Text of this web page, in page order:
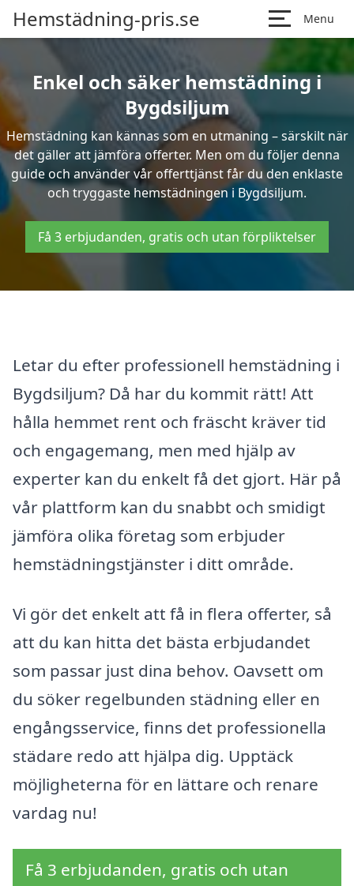
Hemstädning-pris.se Menu
Enkel och säker hemstädning i
Bygdsiljum
Hemstädning kan kännas som en utmaning – särskilt när
det gäller att jämföra offerter. Men om du följer denna
guide och använder vår offerttjänst får du den enklaste
och tryggaste hemstädningen i Bygdsiljum.
Få 3 erbjudanden, gratis och utan förpliktelser
Letar du efter professionell hemstädning i
Bygdsiljum? Då har du kommit rätt! Att
hålla hemmet rent och fräscht kräver tid
och engagemang, men med hjälp av
experter kan du enkelt få det gjort. Här på
vår plattform kan du snabbt och smidigt
jämföra olika företag som erbjuder
hemstädningstjänster i ditt område.
Vi gör det enkelt att få in flera offerter, så
att du kan hitta det bästa erbjudandet
som passar just dina behov. Oavsett om
du söker regelbunden städning eller en
engångsservice, finns det professionella
städare redo att hjälpa dig. Upptäck
möjligheterna för en lättare och renare
vardag nu!
Få 3 erbjudanden, gratis och utan